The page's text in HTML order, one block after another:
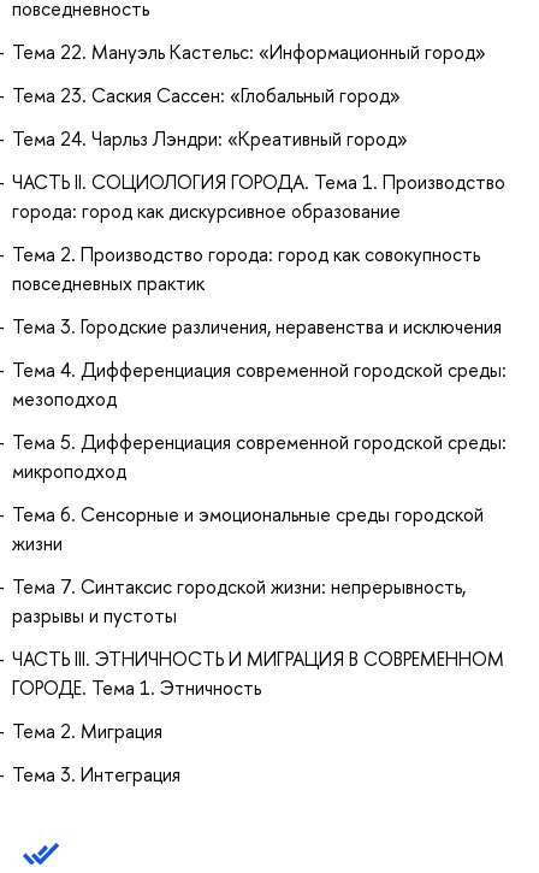
повседневность
Тема 22. Мануэль Кастельс: «Информационный город»
Тема 23. Саския Сассен: «Глобальный город»
Тема 24. Чарльз Лэндри: «Креативный город»
ЧАСТЬ II. СОЦИОЛОГИЯ ГОРОДА. Тема 1. Производство
города: город как дискурсивное образование
Тема 2. Производство города: город как совокупность
повседневных практик
Тема 3. Городские различения, неравенства и исключения
Тема 4. Дифференциация современной городской среды:
мезоподход
Тема 5. Дифференциация современной городской среды:
микроподход
Тема 6. Сенсорные и эмоциональные среды городской
жизни
Тема 7. Синтаксис городской жизни: непрерывность,
разрывы и пустоты
ЧАСТЬ III. ЭТНИЧНОСТЬ И МИГРАЦИЯ В СОВРЕМЕННОМ
ГОРОДЕ. Тема 1. Этничность
Тема 2. Миграция
Тема 3. Интеграция